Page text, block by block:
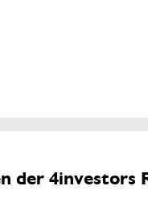
der 4investors